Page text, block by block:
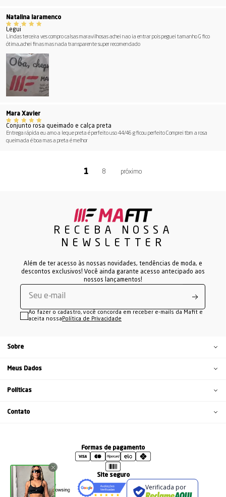
Natalina Iaramenco
Legui
Lindas terceira ves compro calsas maravilhosas achei nao ia entrar pois peguei tamanho G fico
ótima..achei finas mas nada transparente super recomendado
Mara Xavier
Conjunto rosa queimado e calça preta
Entrega rápida eu amo a leque preta é perfeito uso 44/46 g ficou perfeito Comprei tbm a rosa
queimada é boa mas a preta é melhor
8
RECEBA NOSSA
NEWSLETTER
Além de ter acesso às nossas novidades, tendências de moda, e
descontos exclusivos! Você ainda garante acesso antecipado aos
nossos lançamentos!
Ao fazer o cadastro, você concorda em receber e-mails da Mafit e
aceita nossa Política de Privacidade
Sobre
Meus Dados
Políticas
Contato
Formas de pagamento
Site seguro
Verificada por